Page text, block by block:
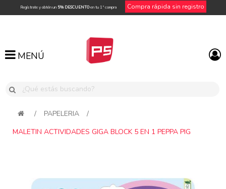
Regístrate y obtén un 5% DESCUENTOen tu 1ª compra Compra rápida sin registro
MENÚ
MENÚ
/ PAPELERIA
/
MALETIN ACTIVIDADES GIGA BLOCK 5 EN 1 PEPPA PIG